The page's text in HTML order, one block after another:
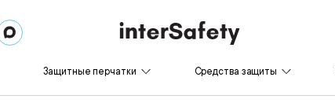
Защитные перчатки Средства защиты